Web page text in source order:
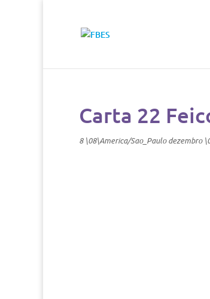
Carta 22
8 \08\America/Sao_Paulo dezembro